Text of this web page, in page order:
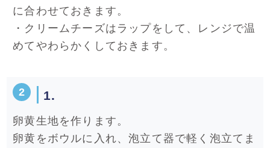
に合わせておきます。
・クリームチーズはラップをして、レンジで温
めてやわらかくしておきます。
1.
卵黄生地を作ります。
卵黄をボウルに入れ、泡立て器で軽く泡立てま